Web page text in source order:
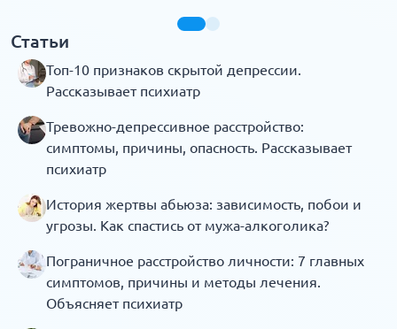
Статьи
Топ-10 признаков скрытой депрессии.
Рассказывает психиатр
Тревожно-депрессивное расстройство:
симптомы, причины, опасность. Рассказывает
психиатр
История жертвы абьюза: зависимость, побои и
угрозы. Как спастись от мужа-алкоголика?
Пограничное расстройство личности: 7 главных
симптомов, причины и методы лечения.
Объясняет психиатр